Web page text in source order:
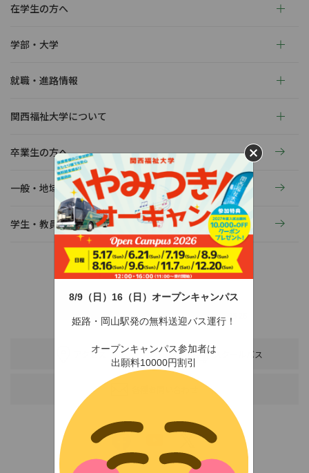
8/9（日）16（日）オープンキャンパス
姫路・岡山駅発の無料送迎バス運行！
オープンキャンパス参加者は
出願料10000円割引
在学生の方へ
学部・大学
就職・進路情報
関西福祉大学について
卒業生の方へ
一般・地域の方へ
学生・教員の活動
〒678-0255 兵庫県赤穂市新田380-3
TEL：0791-46-2525（代）FAX：0791-46-2526
アクセス スクールバス